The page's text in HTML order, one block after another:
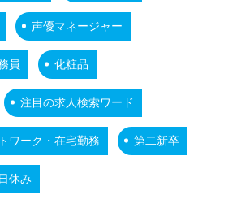
声優マネージャー
員 化粧品
注目の求人検索ワード
ワーク・在宅勤務 第二新卒
休み